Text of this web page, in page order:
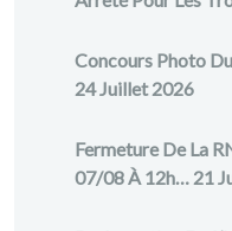
Concours Photo
24 Juillet 2026
Fermeture De La
07/08 À 12h… 21